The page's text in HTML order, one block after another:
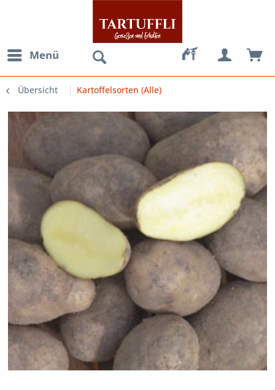
Menü
Übersicht Kartoffelsorten (Alle)